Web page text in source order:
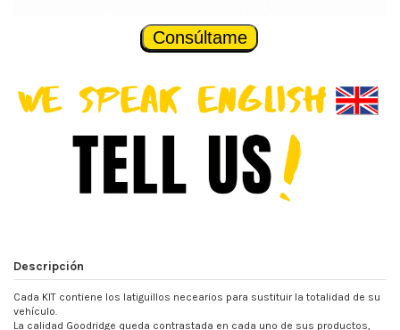
Consúltame
Descripción
Cada KIT contiene los latiguillos necearios para sustituir la totalidad de su
vehículo.
La calidad Goodridge queda contrastada en cada uno de sus productos,